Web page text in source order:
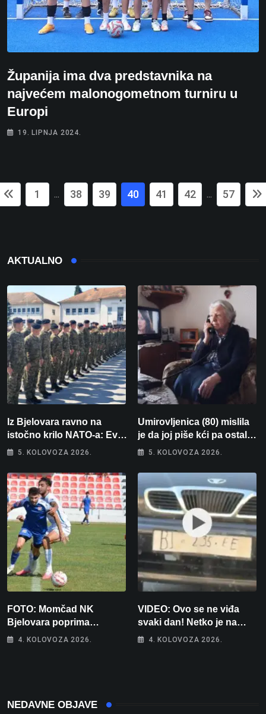
Županija ima dva predstavnika na
najvećem malonogometnom turniru u
Europi
19. LIPNJA 2024.
1 ... 38 39 40 41 42 ... 57
AKTUALNO
Iz Bjelovara ravno na
istočno krilo NATO-a: Evo
kamo odlazi 82 hrvatska
5. KOLOVOZA 2026.
Umirovljenica (80) mislila
je da joj piše kći pa ostala
bez 1000 eura
5. KOLOVOZA 2026.
FOTO: Momčad NK
Bjelovara poprima
jesenski izgled
4. KOLOVOZA 2026.
VIDEO: Ovo se ne viđa
svaki dan! Netko je na
auto stavio – ručno
4. KOLOVOZA 2026.
NEDAVNE OBJAVE